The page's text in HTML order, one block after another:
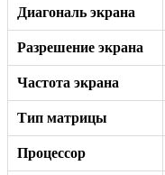
Диагональ экрана
Разрешение экрана
Частота экрана
Тип матрицы
Процессор